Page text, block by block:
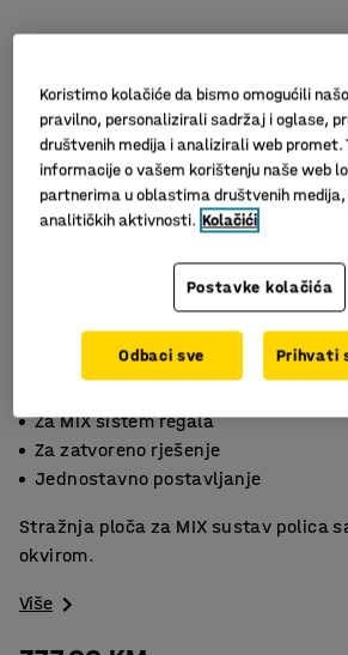
Za MIX sistem regala
Za zatvoreno rješenje
Jednostavno postavljanje
Stražnja ploča za MIX sustav polica
okvirom.
Više
Koristimo kolačiće da bismo omogućili
pravilno, personalizirali sadržaj i oglase,
društvenih medija i analizirali web promet.
informacije o vašem korištenju naše web
partnerima u oblastima društvenih
analitičkih aktivnosti. Kolačići
Postavke kolačića
Odbaci sve Prihvati